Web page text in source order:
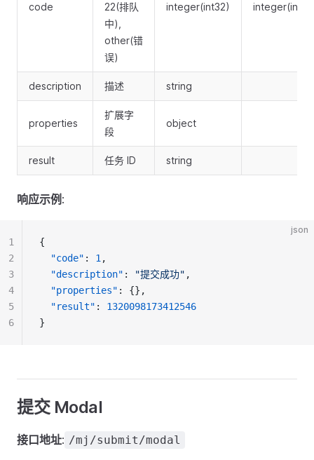
code
22(排队
中),
other(错
误)
integer(int32)
description 描述 string
properties
扩展字
段
object
result 任务 ID string
响应示例 :
json
{
"code" : 1 ,
"description" : "提交成功" ,
"properties" : {},
"result" : 1320098173412546
}
1
2
3
4
5
6
提交 Modal
接口地址: /mj/submit/modal